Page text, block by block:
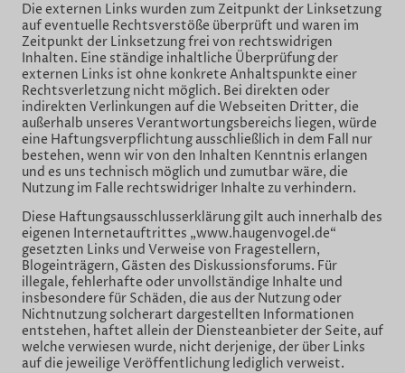
Die externen Links wurden zum Zeitpunkt der Linksetzung
auf eventuelle Rechtsverstöße überprüft und waren im
Zeitpunkt der Linksetzung frei von rechtswidrigen
Inhalten. Eine ständige inhaltliche Überprüfung der
externen Links ist ohne konkrete Anhaltspunkte einer
Rechtsverletzung nicht möglich. Bei direkten oder
indirekten Verlinkungen auf die Webseiten Dritter, die
außerhalb unseres Verantwortungsbereichs liegen, würde
eine Haftungsverpflichtung ausschließlich in dem Fall nur
bestehen, wenn wir von den Inhalten Kenntnis erlangen
und es uns technisch möglich und zumutbar wäre, die
Nutzung im Falle rechtswidriger Inhalte zu verhindern.
Diese Haftungsausschlusserklärung gilt auch innerhalb des
eigenen Internetauftrittes „www.haugenvogel.de“
gesetzten Links und Verweise von Fragestellern,
Blogeinträgern, Gästen des Diskussionsforums. Für
illegale, fehlerhafte oder unvollständige Inhalte und
insbesondere für Schäden, die aus der Nutzung oder
Nichtnutzung solcherart dargestellten Informationen
entstehen, haftet allein der Diensteanbieter der Seite, auf
welche verwiesen wurde, nicht derjenige, der über Links
auf die jeweilige Veröffentlichung lediglich verweist.